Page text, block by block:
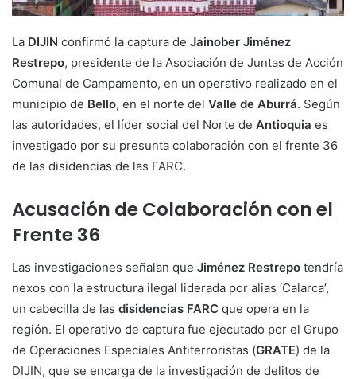
La DIJIN confirmó la captura de Jainober Jiménez
Restrepo, presidente de la Asociación de Juntas de Acción
Comunal de Campamento, en un operativo realizado en el
municipio de Bello, en el norte del Valle de Aburrá. Según
las autoridades, el líder social del Norte de Antioquia es
investigado por su presunta colaboración con el frente 36
de las disidencias de las FARC.
Acusación de Colaboración con el
Frente 36
Las investigaciones señalan que Jiménez Restrepo tendría
nexos con la estructura ilegal liderada por alias ‘Calarca’,
un cabecilla de las disidencias FARC que opera en la
región. El operativo de captura fue ejecutado por el Grupo
de Operaciones Especiales Antiterroristas (GRATE) de la
DIJIN, que se encarga de la investigación de delitos de